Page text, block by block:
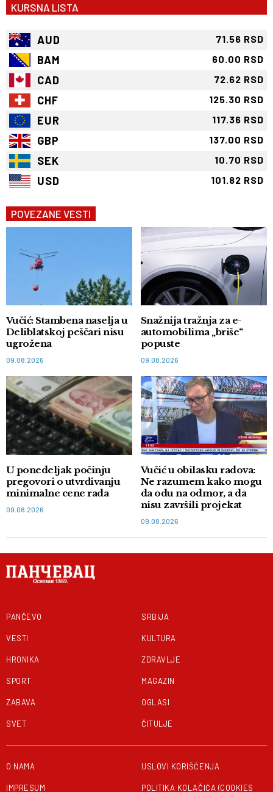
KURSNA LISTA
AUD 71.56 RSD
BAM 60.00 RSD
CAD 72.62 RSD
CHF 125.30 RSD
EUR 117.36 RSD
GBP 137.00 RSD
SEK 10.70 RSD
USD 101.82 RSD
POVEZANE VESTI
Vučić: Stambena naselja u
Deliblatskoj peščari nisu
ugrožena
09.08.2026
Snažnija tražnja za e-
automobilima „briše“
popuste
09.08.2026
U ponedeljak počinju
pregovori o utvrđivanju
minimalne cene rada
09.08.2026
Vučić u obilasku radova:
Ne razumem kako mogu
da odu na odmor, a da
nisu završili projekat
09.08.2026
PANČEVO
VESTI
HRONIKA
SPORT
ZABAVA
SVET
SRBIJA
KULTURA
ZDRAVLJE
MAGAZIN
OGLASI
ČITULJE
O NAMA
IMPRESUM
USLOVI KORIŠĆENJA
POLITIKA KOLAČIĆA (COOKIES